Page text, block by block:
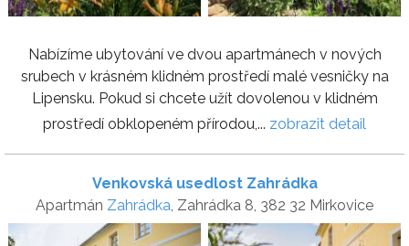
Nabízíme ubytování ve dvou apartmánech v nových
srubech v krásném klidném prostředí malé vesničky na
Lipensku. Pokud si chcete užít dovolenou v klidném
prostředí obklopeném přírodou,... zobrazit detail
Venkovská usedlost Zahrádka
Apartmán Zahrádka, Zahrádka 8, 382 32 Mirkovice